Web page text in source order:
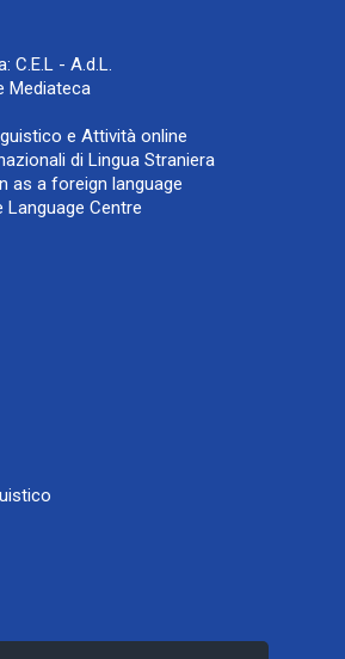
C.E.L - A.d.L.
Mediateca
e Attività online
di Lingua Straniera
as a foreign language
Language Centre